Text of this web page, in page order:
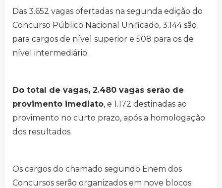
Das 3.652 vagas ofertadas na segunda edição do
Concurso Público Nacional Unificado, 3.144 são
para cargos de nível superior e 508 para os de
nível intermediário.
Do total de vagas, 2.480 vagas serão de
provimento imediato, e 1.172 destinadas ao
provimento no curto prazo, após a homologação
dos resultados.
Os cargos do chamado segundo Enem dos
Concursos serão organizados em nove blocos